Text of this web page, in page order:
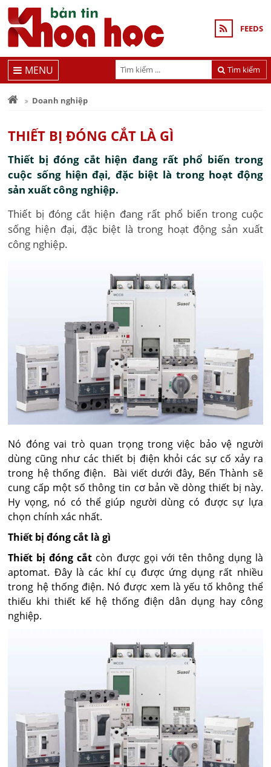
FEEDS
Tìm kiếm
MENU
Doanh nghiệp
THIẾT BỊ ĐÓNG CẮT LÀ GÌ
Thiết bị đóng cắt hiện đang rất phổ biến trong
cuộc sống hiện đại, đặc biệt là trong hoạt động
sản xuất công nghiệp.
Thiết bị đóng cắt hiện đang rất phổ biến trong cuộc
sống hiện đại, đặc biệt là trong hoạt động sản xuất
công nghiệp.
Nó đóng vai trò quan trọng trong việc bảo vệ người
dùng cũng như các thiết bị điện khỏi các sự cố xảy ra
trong hệ thống điện. Bài viết dưới đây, Bến Thành sẽ
cung cấp một số thông tin cơ bản về dòng thiết bị này.
Hy vọng, nó có thể giúp người dùng có được sự lựa
chọn chính xác nhất.
Thiết bị đóng cắt là gì
Thiết bị đóng cắt còn được gọi với tên thông dụng là
aptomat. Đây là các khí cụ được ứng dụng rất nhiều
trong hệ thống điện. Nó được xem là yếu tố không thể
thiếu khi thiết kế hệ thống điện dân dụng hay công
nghiệp.